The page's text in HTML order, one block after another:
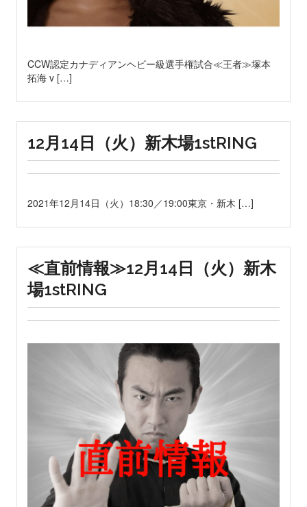
CCW認定カナディアンヘビー級選手権試合≪王者≫塚本
拓海 v […]
12月14日（火）新木場1stRING
2021年12月14日（火）18:30／19:00東京・新木 […]
≪直前情報≫12月14日（火）新木
場1stRING